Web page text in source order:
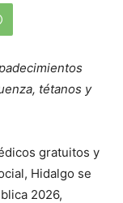
tétanos y
gratuitos y
Hidalgo se
2026,